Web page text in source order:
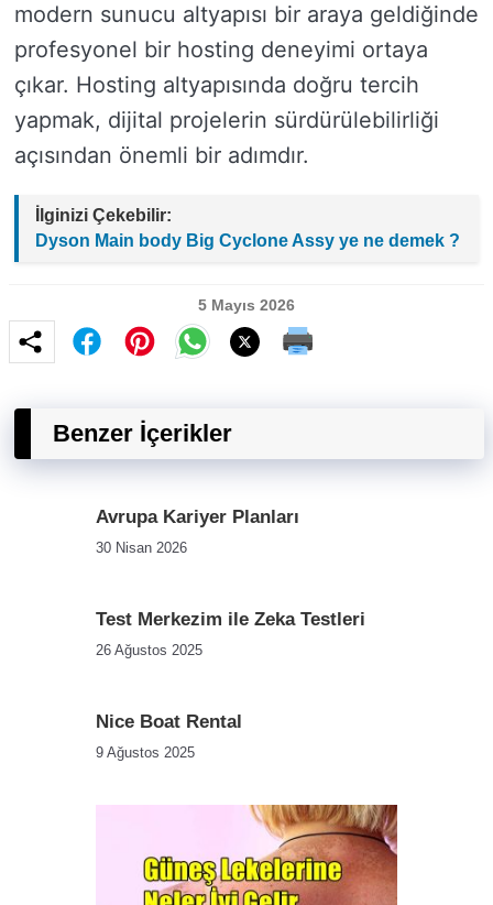
modern sunucu altyapısı bir araya geldiğinde
profesyonel bir hosting deneyimi ortaya
çıkar. Hosting altyapısında doğru tercih
yapmak, dijital projelerin sürdürülebilirliği
açısından önemli bir adımdır.
İlginizi Çekebilir:
Dyson Main body Big Cyclone Assy ye ne demek ?
5 Mayıs 2026
Benzer İçerikler
Avrupa Kariyer Planları
30 Nisan 2026
Test Merkezim ile Zeka Testleri
26 Ağustos 2025
Nice Boat Rental
9 Ağustos 2025